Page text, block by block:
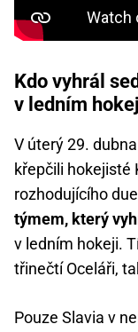
Kdo vyhrál
v ledním
V úterý 29.
křepčili hokejisté
rozhodujícího
týmem, který
v ledním hokeji.
třinečtí Oceláři,
Pouze Slavia v